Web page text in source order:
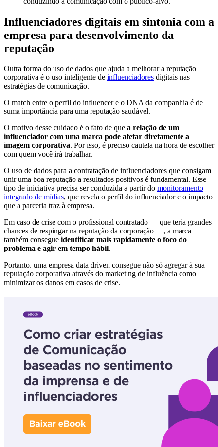
Influenciadores digitais em sintonia com a
empresa para desenvolvimento da
reputação
Outra forma do uso de dados que ajuda a melhorar a reputação
corporativa é o uso inteligente de influenciadores digitais nas
estratégias de comunicação.
O match entre o perfil do influencer e o DNA da companhia é de
suma importância para uma reputação saudável.
O motivo desse cuidado é o fato de que a relação de um
influenciador com uma marca pode afetar diretamente a
imagem corporativa. Por isso, é preciso cautela na hora de escolher
com quem você irá trabalhar.
O uso de dados para a contratação de influenciadores que consigam
unir uma boa reputação a resultados positivos é fundamental. Esse
tipo de iniciativa precisa ser conduzida a partir do monitoramento
integrado de mídias, que revela o perfil do influenciador e o impacto
que a parceria traz à empresa.
Em caso de crise com o profissional contratado — que teria grandes
chances de respingar na reputação da corporação —, a marca
também consegue identificar mais rapidamente o foco do
problema e agir em tempo hábil.
Portanto, uma empresa data driven consegue não só agregar à sua
reputação corporativa através do marketing de influência como
minimizar os danos em casos de crise.